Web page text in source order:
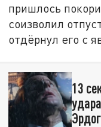
пришлось
соизволил
отдёрнул его с
13